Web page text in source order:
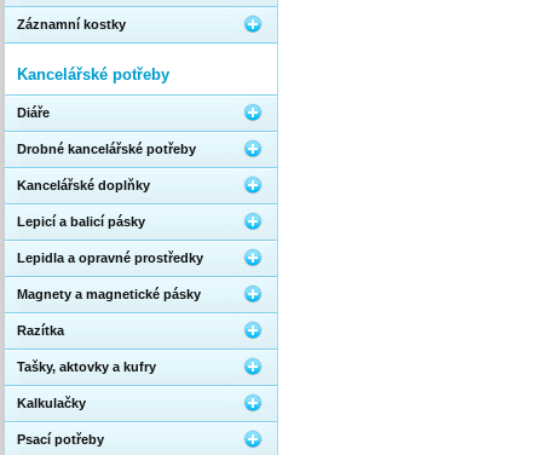
Záznamní kostky
Kancelářské potřeby
Diáře
Drobné kancelářské potřeby
Kancelářské doplňky
Lepicí a balicí pásky
Lepidla a opravné prostředky
Magnety a magnetické pásky
Razítka
Tašky, aktovky a kufry
Kalkulačky
Psací potřeby